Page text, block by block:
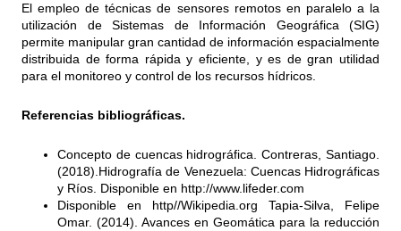
El empleo de técnicas de sensores remotos en paralelo a la
utilización de Sistemas de Información Geográfica (SIG)
permite manipular gran cantidad de información espacialmente
distribuida de forma rápida y eficiente, y es de gran utilidad
para el monitoreo y control de los recursos hídricos.
Referencias bibliográficas.
Concepto de cuencas hidrográfica. Contreras, Santiago.
(2018).Hidrografía de Venezuela: Cuencas Hidrográficas
y Ríos. Disponible en http://www.lifeder.com
Disponible en http//Wikipedia.org Tapia-Silva, Felipe
Omar. (2014). Avances en Geomática para la reducción